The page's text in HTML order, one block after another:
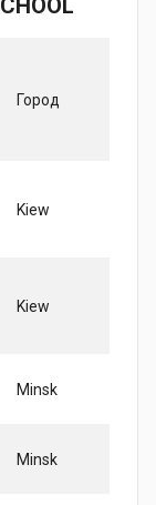
Город
Kiew
Kiew
Minsk
Minsk